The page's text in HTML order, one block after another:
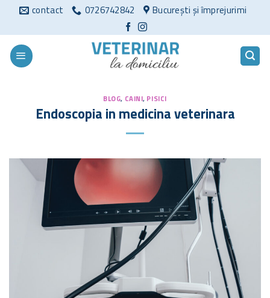
conținut
contact 0726742842 București și împrejurimi
BLOG, CAINI, PISICI
Endoscopia in medicina veterinara